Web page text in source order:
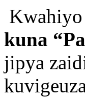
Kwahiyo
kuna
jipya